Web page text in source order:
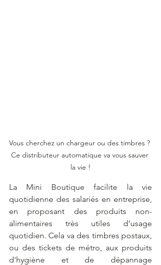
Vous cherchez un chargeur ou des timbres ?
Ce distributeur automatique va vous sauver
la vie !
La Mini Boutique facilite la vie
quotidienne des salariés en entreprise,
en proposant des produits non-
alimentaires très utiles d’usage
quotidien. Cela va des timbres postaux,
ou des tickets de métro, aux produits
d'hygiène et de dépannage